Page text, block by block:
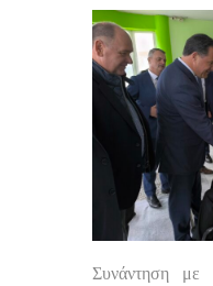
Συνάντηση με